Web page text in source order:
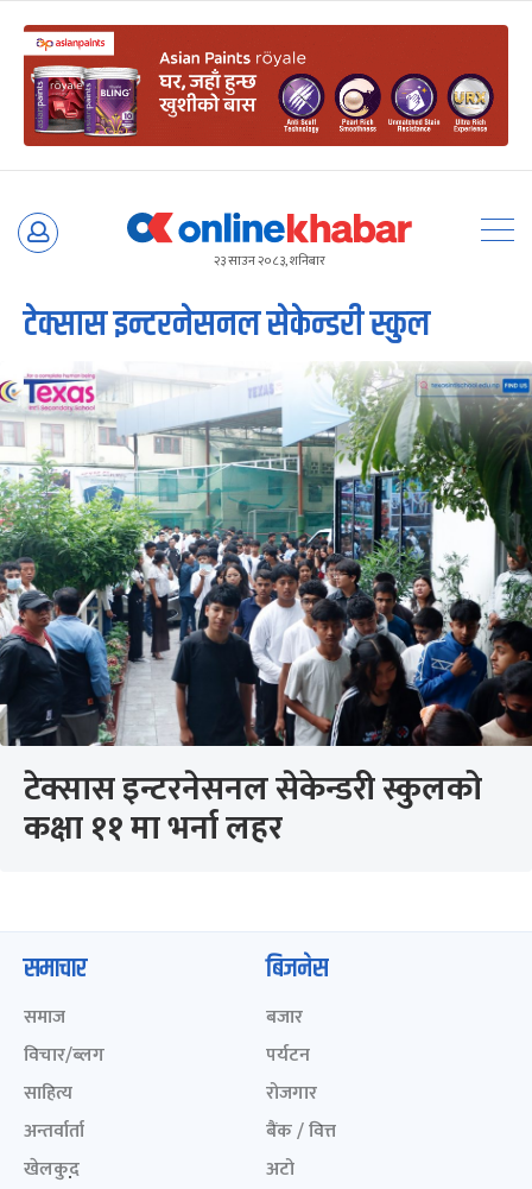
Skip
२३ साउन २०८३, शनिबार
टेक्सास इन्टरनेसनल सेकेन्डरी स्कुल
टेक्सास इन्टरनेसनल सेकेन्डरी स्कुलको
कक्षा ११ मा भर्ना लहर
समाचार
समाज
विचार/ब्लग
साहित्य
अन्तर्वार्ता
खेलकुद़़
बिजनेस
बजार
पर्यटन
रोजगार
बैंक / वित्त
अटो